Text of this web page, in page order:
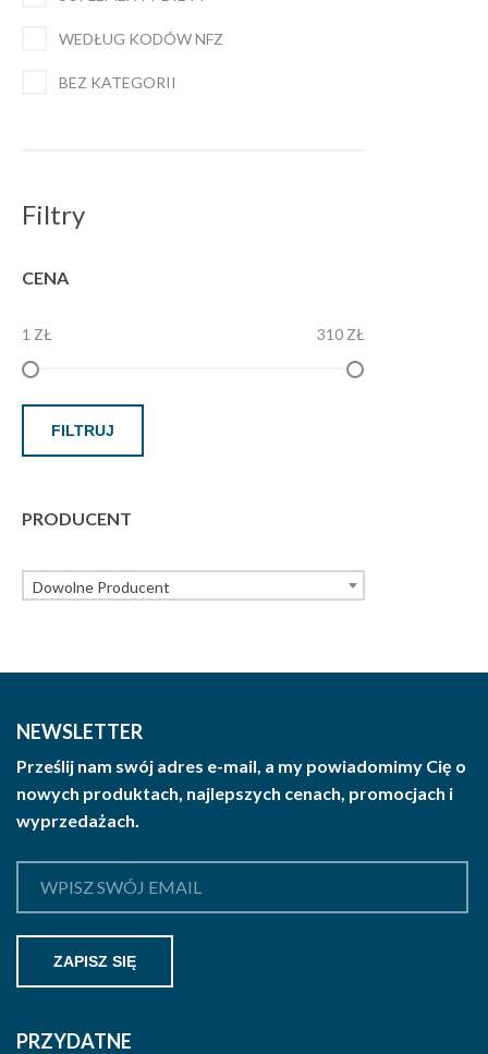
WEDŁUG KODÓW NFZ
BEZ KATEGORII
Filtry
CENA
1 ZŁ 310 ZŁ
FILTRUJ
PRODUCENT
Dowolne Producent
NEWSLETTER
Prześlij nam swój adres e-mail, a my powiadomimy Cię o
nowych produktach, najlepszych cenach, promocjach i
wyprzedażach.
PRZYDATNE